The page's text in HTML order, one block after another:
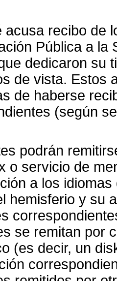
acusa recibo de
Pública a la
dedicaron su
de vista. Estos
de haberse
(según
podrán
o servicio de
a los
hemisferio y su
se remitan por
(es decir, un